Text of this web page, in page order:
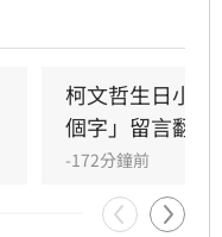
柯文哲生日小
個字」留言翻車
-172分鐘前